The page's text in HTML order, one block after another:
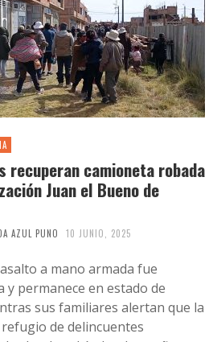
recuperan camioneta robada
Juan el Bueno de
AZUL PUNO 10 JUNIO, 2025
a mano armada fue
y permanece en estado de
sus familiares alertan que la
de delincuentes